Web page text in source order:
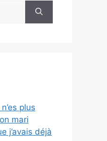
plus
mari
j’avais déjà